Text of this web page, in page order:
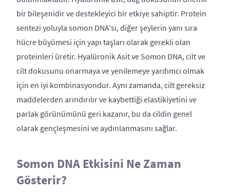
bir bileşenidir ve destekleyici bir etkiye sahiptir. Protein
sentezi yoluyla somon DNA'sı, diğer şeylerin yanı sıra
hücre büyümesi için yapı taşları olarak gerekli olan
proteinleri üretir. Hyalüronik Asit ve Somon DNA, cilt ve
cilt dokusunu onarmaya ve yenilemeye yardımcı olmak
için en iyi kombinasyondur. Aynı zamanda, cilt gereksiz
maddelerden arındırılır ve kaybettiği elastikiyetini ve
parlak görünümünü geri kazanır, bu da cildin genel
olarak gençleşmesini ve aydınlanmasını sağlar.
Somon DNA Etkisini Ne Zaman
Gösterir?